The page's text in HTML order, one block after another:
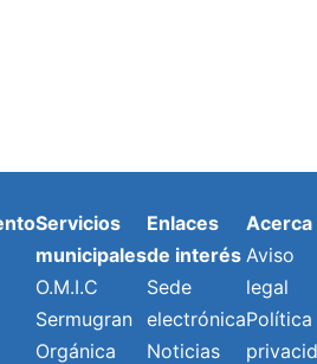
Servicios
municipales
O.M.I.C
Sermugran
Orgánica
Enlaces
de interés
Sede
electrónica
Noticias
Acerca
Aviso
legal
Política